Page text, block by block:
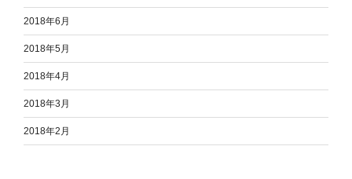
2018年6月
2018年5月
2018年4月
2018年3月
2018年2月